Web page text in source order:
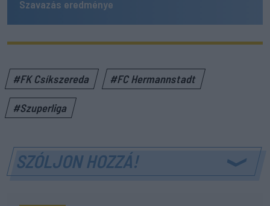
Szavazás eredménye
#FK Csíkszereda #FC Hermannstadt
#Szuperliga
SZÓLJON HOZZÁ!